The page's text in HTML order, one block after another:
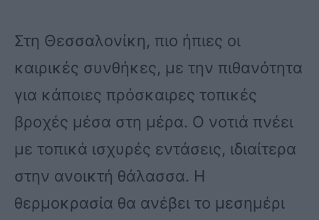
Στη Θεσσαλονίκη, πιο ήπιες οι
καιρικές συνθήκες, με την πιθανότητα
για κάποιες πρόσκαιρες τοπικές
βροχές μέσα στη μέρα. Ο νοτιά πνέει
με τοπικά ισχυρές εντάσεις, ιδιαίτερα
στην ανοικτή θάλασσα. Η
θερμοκρασία θα ανέβει το μεσημέρι